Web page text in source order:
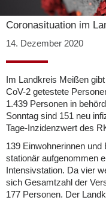
Coronasituation im
14. Dezember 2020
Im Landkreis Meißen
CoV-2 getestete
1.439 Personen in
Sonntag sind 151 neu
Tage-Inzidenzwert des
139 Einwohnerinnen
stationär aufgenommen
Intensivstation. Da vier
sich Gesamtzahl der
177 Personen. Der